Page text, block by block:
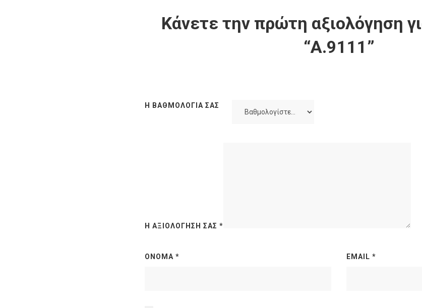
Κάνετε την πρώτη αξιολόγηση
“Α.9111”
Η ΒΑΘΜΟΛΟΓΊΑ ΣΑΣ
Η ΑΞΙΟΛΌΓΗΣΉ ΣΑΣ *
ΌΝΟΜΑ * EMAIL *